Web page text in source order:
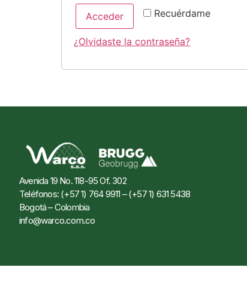
Recuérdame
Acceder
¿Olvidaste la contraseña?
Avenida 19 No. 118-95 Of. 302
Teléfonos: (+57 1) 764 9911 – (+57 1) 631 5438
Bogotá – Colombia
info@warco.com.co